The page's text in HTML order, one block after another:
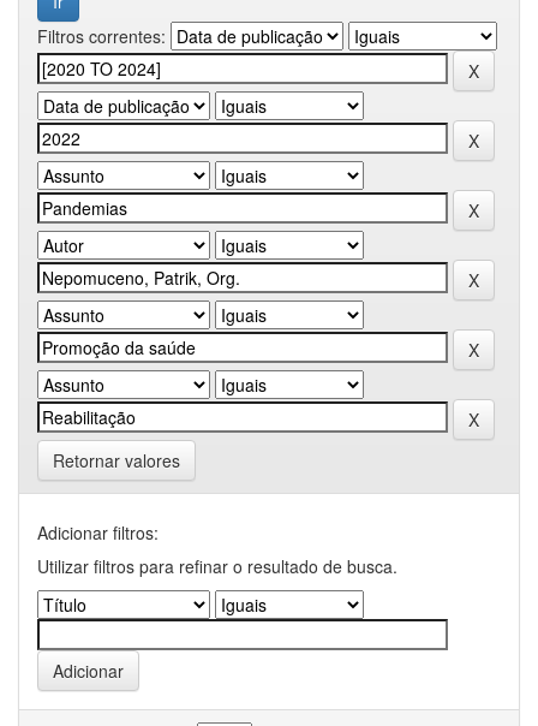
Filtros correntes:
Retornar valores
Adicionar filtros:
Utilizar filtros para refinar o resultado de busca.